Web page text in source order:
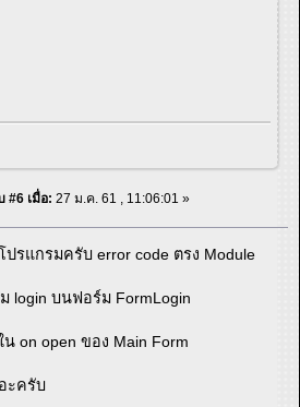
#6 เมื่อ: 27 ม.ค. 61 , 11:06:01 »
รแกรมครับ error code ตรง Module
login บนฟอร์ม FormLogin
on open ของ Main Form
ะครับ